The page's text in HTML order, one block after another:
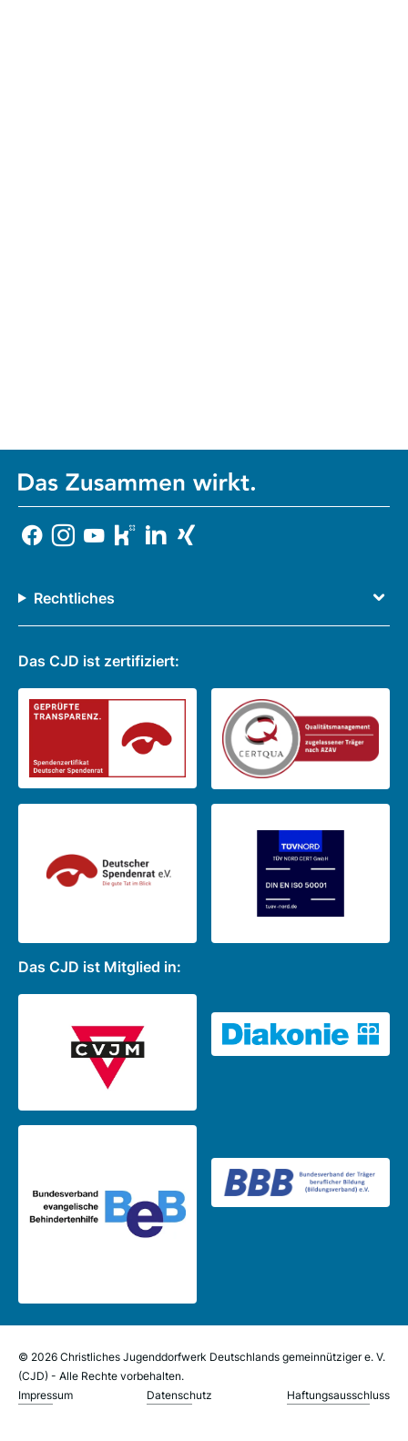
Rechtliches
Das CJD ist zertifiziert:
Das CJD ist Mitglied in:
© 2026 Christliches Jugenddorfwerk Deutschlands gemeinnütziger e. V.
(CJD) - Alle Rechte vorbehalten.
Impressum
Datenschutz Haftungsausschluss